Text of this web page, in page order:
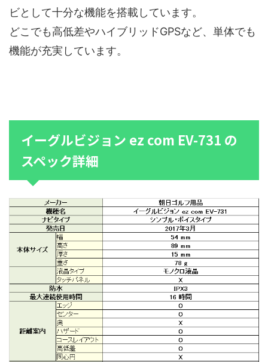
ビとして十分な機能を搭載しています。
どこでも高低差やハイブリッドGPSなど、単体でも
機能が充実しています。
イーグルビジョン ez com EV-731 の
スペック詳細